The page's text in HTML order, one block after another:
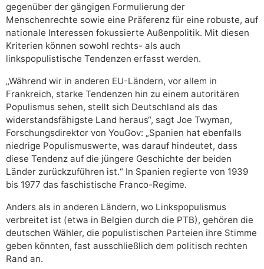
gegenüber der gängigen Formulierung der
Menschenrechte sowie eine Präferenz für eine robuste, auf
nationale Interessen fokussierte Außenpolitik. Mit diesen
Kriterien können sowohl rechts- als auch
linkspopulistische Tendenzen erfasst werden.
„Während wir in anderen EU-Ländern, vor allem in
Frankreich, starke Tendenzen hin zu einem autoritären
Populismus sehen, stellt sich Deutschland als das
widerstandsfähigste Land heraus“, sagt Joe Twyman,
Forschungsdirektor von YouGov: „Spanien hat ebenfalls
niedrige Populismuswerte, was darauf hindeutet, dass
diese Tendenz auf die jüngere Geschichte der beiden
Länder zurückzuführen ist.“ In Spanien regierte von 1939
bis 1977 das faschistische Franco-Regime.
Anders als in anderen Ländern, wo Linkspopulismus
verbreitet ist (etwa in Belgien durch die PTB), gehören die
deutschen Wähler, die populistischen Parteien ihre Stimme
geben könnten, fast ausschließlich dem politisch rechten
Rand an.